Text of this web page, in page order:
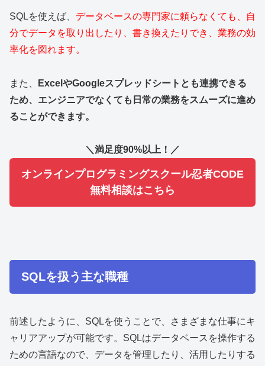
SQLを使えば、 データベースの専門家に頼らなくても、自
分でデータを取り出したり、書き換えたりでき、業務の効
率化を図れます。
また、
ExcelやGoogleスプレッドシートとも連携できる
ため、エンジニアでなくても日常の業務をスムーズに進め
ることができます。
＼満足度90%以上！／
オンラインプログラミングスクール忍者CODE
無料相談はこちら
SQLを扱う主な職種
前述したように、SQLを使うことで、さまざまな仕事にキ
ャリアアップが可能です。SQLはデータベースを操作する
ための言語なので、データを管理したり、活用したりする